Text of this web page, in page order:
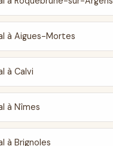
à Aigues-Mortes
à Calvi
à Nîmes
à Brignoles